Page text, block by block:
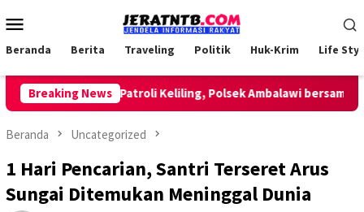
ke
Mobile
Beranda Berita Traveling Politik Huk-Krim Life
Breaking News
Lakukan Patroli Keliling, Polsek Ambalawi bersama TNI
Beranda Uncategorized
1 Hari Pencarian, Santri Terseret Arus
Sungai Ditemukan Meninggal Dunia